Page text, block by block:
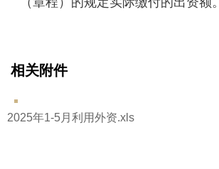
相关附件
2025年1-5月利用外资.xls